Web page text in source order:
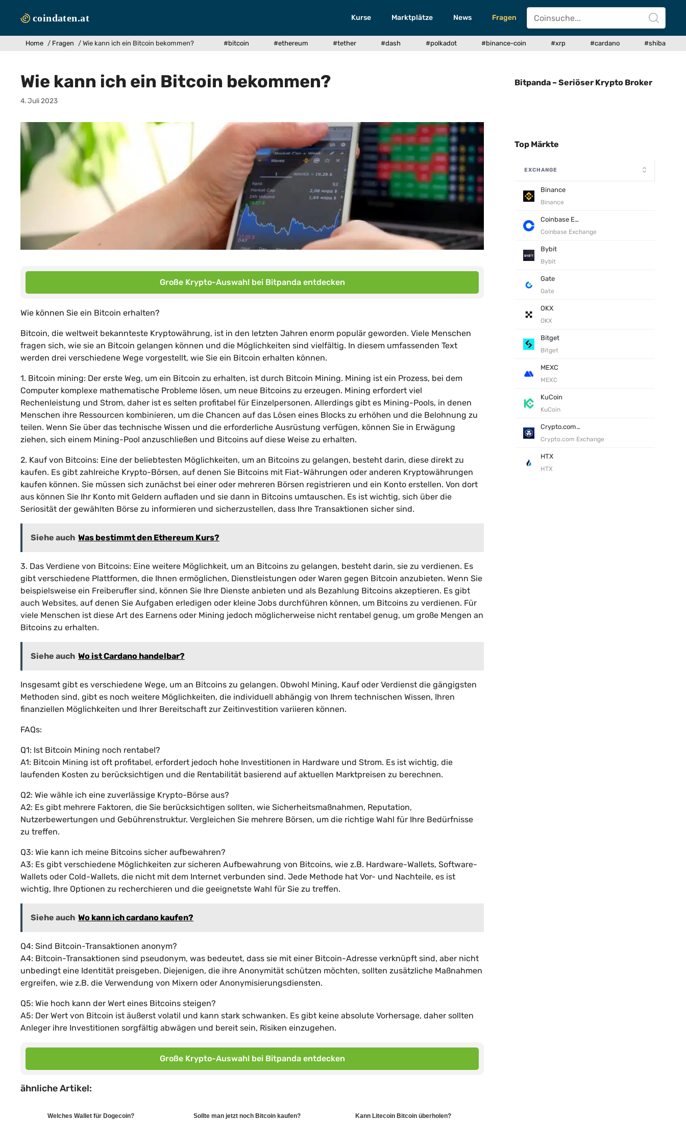
Inhalt
Kurse Marktplätze News Fragen
Home / Fragen / Wie kann ich ein Bitcoin bekommen? #bitcoin #ethereum #tether #dash #polkadot #binance-coin #xrp #cardano #shiba
Wie kann ich ein Bitcoin bekommen?
4. Juli 2023
Große Krypto-Auswahl bei Bitpanda entdecken
Wie können Sie ein Bitcoin erhalten?
Bitcoin, die weltweit bekannteste Kryptowährung, ist in den letzten Jahren enorm populär geworden. Viele Menschen
fragen sich, wie sie an Bitcoin gelangen können und die Möglichkeiten sind vielfältig. In diesem umfassenden Text
werden drei verschiedene Wege vorgestellt, wie Sie ein Bitcoin erhalten können.
1. Bitcoin mining: Der erste Weg, um ein Bitcoin zu erhalten, ist durch Bitcoin Mining. Mining ist ein Prozess, bei dem
Computer komplexe mathematische Probleme lösen, um neue Bitcoins zu erzeugen. Mining erfordert viel
Rechenleistung und Strom, daher ist es selten profitabel für Einzelpersonen. Allerdings gibt es Mining-Pools, in denen
Menschen ihre Ressourcen kombinieren, um die Chancen auf das Lösen eines Blocks zu erhöhen und die Belohnung zu
teilen. Wenn Sie über das technische Wissen und die erforderliche Ausrüstung verfügen, können Sie in Erwägung
ziehen, sich einem Mining-Pool anzuschließen und Bitcoins auf diese Weise zu erhalten.
2. Kauf von Bitcoins: Eine der beliebtesten Möglichkeiten, um an Bitcoins zu gelangen, besteht darin, diese direkt zu
kaufen. Es gibt zahlreiche Krypto-Börsen, auf denen Sie Bitcoins mit Fiat-Währungen oder anderen Kryptowährungen
kaufen können. Sie müssen sich zunächst bei einer oder mehreren Börsen registrieren und ein Konto erstellen. Von dort
aus können Sie Ihr Konto mit Geldern aufladen und sie dann in Bitcoins umtauschen. Es ist wichtig, sich über die
Seriosität der gewählten Börse zu informieren und sicherzustellen, dass Ihre Transaktionen sicher sind.
Siehe auch Was bestimmt den Ethereum Kurs?
3. Das Verdiene von Bitcoins: Eine weitere Möglichkeit, um an Bitcoins zu gelangen, besteht darin, sie zu verdienen. Es
gibt verschiedene Plattformen, die Ihnen ermöglichen, Dienstleistungen oder Waren gegen Bitcoin anzubieten. Wenn Sie
beispielsweise ein Freiberufler sind, können Sie Ihre Dienste anbieten und als Bezahlung Bitcoins akzeptieren. Es gibt
auch Websites, auf denen Sie Aufgaben erledigen oder kleine Jobs durchführen können, um Bitcoins zu verdienen. Für
viele Menschen ist diese Art des Earnens oder Mining jedoch möglicherweise nicht rentabel genug, um große Mengen an
Bitcoins zu erhalten.
Siehe auch Wo ist Cardano handelbar?
Insgesamt gibt es verschiedene Wege, um an Bitcoins zu gelangen. Obwohl Mining, Kauf oder Verdienst die gängigsten
Methoden sind, gibt es noch weitere Möglichkeiten, die individuell abhängig von Ihrem technischen Wissen, Ihren
finanziellen Möglichkeiten und Ihrer Bereitschaft zur Zeitinvestition variieren können.
FAQs:
Q1: Ist Bitcoin Mining noch rentabel?
A1: Bitcoin Mining ist oft profitabel, erfordert jedoch hohe Investitionen in Hardware und Strom. Es ist wichtig, die
laufenden Kosten zu berücksichtigen und die Rentabilität basierend auf aktuellen Marktpreisen zu berechnen.
Q2: Wie wähle ich eine zuverlässige Krypto-Börse aus?
A2: Es gibt mehrere Faktoren, die Sie berücksichtigen sollten, wie Sicherheitsmaßnahmen, Reputation,
Nutzerbewertungen und Gebührenstruktur. Vergleichen Sie mehrere Börsen, um die richtige Wahl für Ihre Bedürfnisse
zu treffen.
Q3: Wie kann ich meine Bitcoins sicher aufbewahren?
A3: Es gibt verschiedene Möglichkeiten zur sicheren Aufbewahrung von Bitcoins, wie z.B. Hardware-Wallets, Software-
Wallets oder Cold-Wallets, die nicht mit dem Internet verbunden sind. Jede Methode hat Vor- und Nachteile, es ist
wichtig, Ihre Optionen zu recherchieren und die geeignetste Wahl für Sie zu treffen.
Siehe auch Wo kann ich cardano kaufen?
Q4: Sind Bitcoin-Transaktionen anonym?
A4: Bitcoin-Transaktionen sind pseudonym, was bedeutet, dass sie mit einer Bitcoin-Adresse verknüpft sind, aber nicht
unbedingt eine Identität preisgeben. Diejenigen, die ihre Anonymität schützen möchten, sollten zusätzliche Maßnahmen
ergreifen, wie z.B. die Verwendung von Mixern oder Anonymisierungsdiensten.
Q5: Wie hoch kann der Wert eines Bitcoins steigen?
A5: Der Wert von Bitcoin ist äußerst volatil und kann stark schwanken. Es gibt keine absolute Vorhersage, daher sollten
Anleger ihre Investitionen sorgfältig abwägen und bereit sein, Risiken einzugehen.
Große Krypto-Auswahl bei Bitpanda entdecken
ähnliche Artikel:
Welches Wallet für Dogecoin? Sollte man jetzt noch Bitcoin kaufen? Kann Litecoin Bitcoin überholen?
Bitpanda – Seriöser Krypto Broker
Top Märkte
EXCHANGE
Binance
Binance
Coinbase Exchange
Coinbase Exchange
Bybit
Bybit
Gate
Gate
OKX
OKX
Bitget
Bitget
MEXC
MEXC
KuCoin
KuCoin
Crypto.com Exchange
Crypto.com Exchange
HTX
HTX